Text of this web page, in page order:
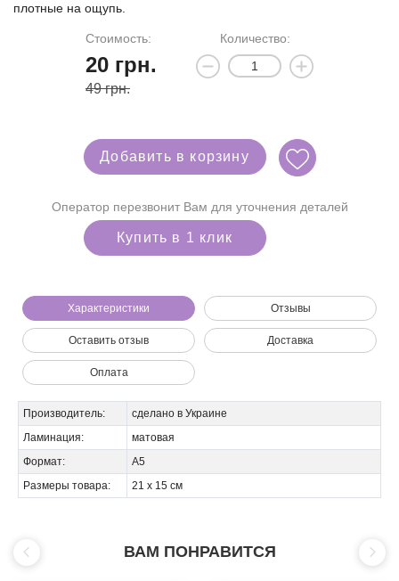
плотные на ощупь.
Стоимость:
20 грн.
49 грн.
Количество:
Добавить в корзину
Оператор перезвонит Вам для уточнения деталей
Купить в 1 клик
Характеристики Отзывы
Оставить отзыв Доставка
Оплата
Производитель:
сделано в Украине
Ламинация:
матовая
Формат:
А5
Размеры товара:
21 х 15 см
ВАМ ПОНРАВИТСЯ
Мы позвоним вам на номер: